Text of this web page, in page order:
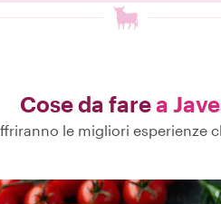
Cose da farea
le migliori esperienze